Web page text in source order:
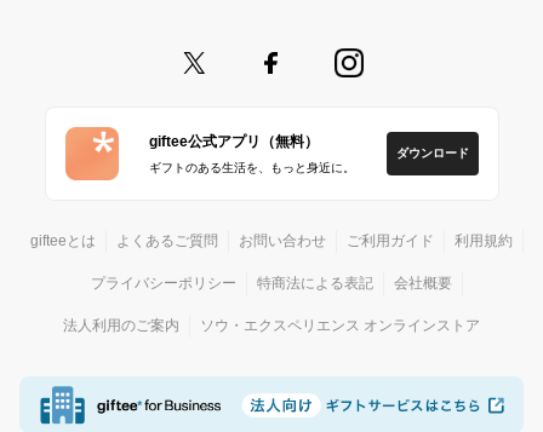
giftee公式アプリ（無料）
ギフトのある生活を、もっと身近に。
ダウンロード
gifteeとは よくあるご質問 お問い合わせ ご利用ガイド 利用規約
プライバシーポリシー 特商法による表記 会社概要
法人利用のご案内 ソウ・エクスペリエンス オンラインストア